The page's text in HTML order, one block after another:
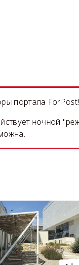
портала ForPost!
ночной